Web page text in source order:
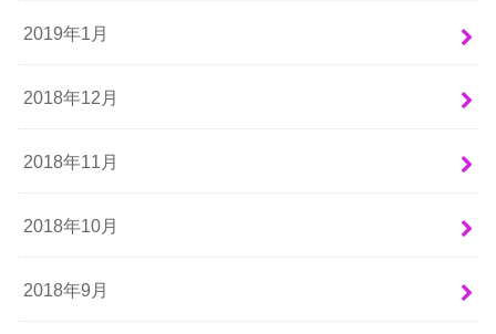
2019年1月
2018年12月
2018年11月
2018年10月
2018年9月